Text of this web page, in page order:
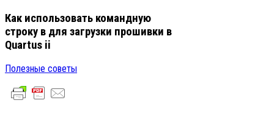
Как использовать командную
строку в для загрузки прошивки в
Quartus ii
Полезные советы